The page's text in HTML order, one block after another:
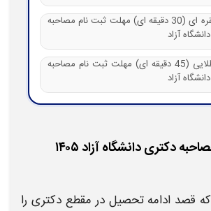
بسته نقره ای (30 دقیقه ای) مهلت ثبت نام مصاحبه
آزاد
بسته طلایی (45 دقیقه ای) مهلت ثبت نام مصاحبه
آزاد
دکتری دانشگاه آزاد ۱۴۰۵
که قصد ادامه تحصیل در مقطعدکتری را